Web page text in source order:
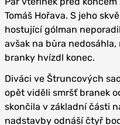
Tomáš Hořava. S jeho
hostující gólman
avšak na bůra
branky hvízdl konec.
Diváci ve Štruncových
opět viděli smršť branek
skončila v základní části
nadstavby odnáší čtyř